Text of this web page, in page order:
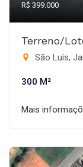
R$ 399.000
Terreno/
São Luís,
300 M²
Mais